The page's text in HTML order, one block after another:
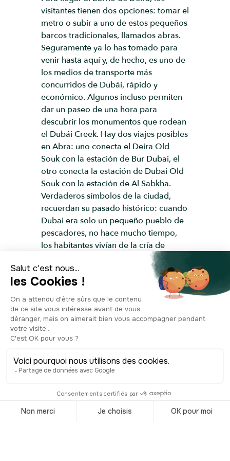
visitantes tienen dos opciones: tomar el
metro o subir a uno de estos pequeños
barcos tradicionales, llamados abras.
Seguramente ya lo has tomado para
venir hasta aquí y, de hecho, es uno de
los medios de transporte más
concurridos de Dubái, rápido y
económico. Algunos incluso permiten
dar un paseo de una hora para
descubrir los monumentos que rodean
el Dubái Creek. Hay dos viajes posibles
en Abra: uno conecta el Deira Old
Souk con la estación de Bur Dubai, el
otro conecta la estación de Dubai Old
Souk con la estación de Al Sabkha.
Verdaderos símbolos de la ciudad,
recuerdan su pasado histórico: cuando
Dubai era solo un pequeño pueblo de
pescadores, no hace mucho tiempo,
los habitantes vivían de la cría de
camellos, la pesca y el comercio de
perlas. Por lo tanto, necesitaban
transportar sus mercancías a otras
ciudades, y lo hacían gracias a estos
barcos de madera que, hoy en día,
están motorizados y equipados para
recibir a los visitantes. Pero en teoría,
son los mismos que antes, y ahora
permiten cruzar Dubai Creek para
conectar los dos barrios antiguos de la
más de 16 millones de personas los
utilizan, visitantes por supuesto, pero